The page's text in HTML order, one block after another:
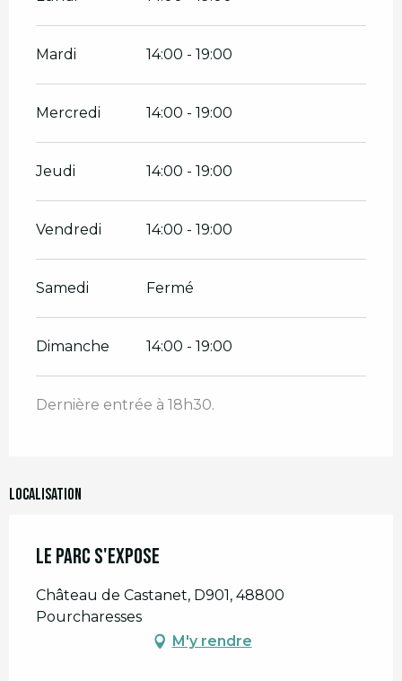
Mardi 14:00 - 19:00
Mercredi 14:00 - 19:00
Jeudi 14:00 - 19:00
Vendredi 14:00 - 19:00
Samedi Fermé
Dimanche 14:00 - 19:00
Dernière entrée à 18h30.
Localisation
Le Parc s'expose
Château de Castanet, D901, 48800
Pourcharesses
M'y rendre